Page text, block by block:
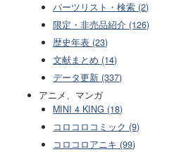
パーツリスト・検索 (2)
限定・非売品紹介 (126)
歴史年表 (23)
文献まとめ (14)
データ更新 (337)
アニメ、マンガ
MINI 4 KING (18)
コロコロコミック (9)
コロコロアニキ (99)